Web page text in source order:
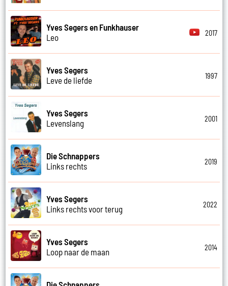
Yves Segers en Funkhauser
Leo
2017
Yves Segers
Leve de liefde
1997
Yves Segers
Levenslang
2001
Die Schnappers
Links rechts
2019
Yves Segers
Links rechts voor terug
2022
Yves Segers
Loop naar de maan
2014